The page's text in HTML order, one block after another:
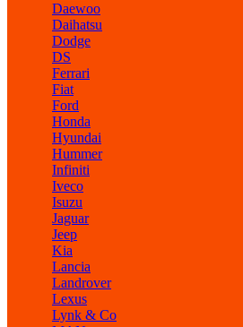
Daewoo
Daihatsu
Dodge
DS
Ferrari
Fiat
Ford
Honda
Hyundai
Hummer
Infiniti
Iveco
Isuzu
Jaguar
Jeep
Kia
Lancia
Landrover
Lexus
Lynk & Co